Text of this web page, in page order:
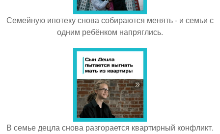
Семейную ипотеку снова собираются менять - и семьи с
одним ребёнком напряглись.
В семье децла снова разгорается квартирный конфликт.